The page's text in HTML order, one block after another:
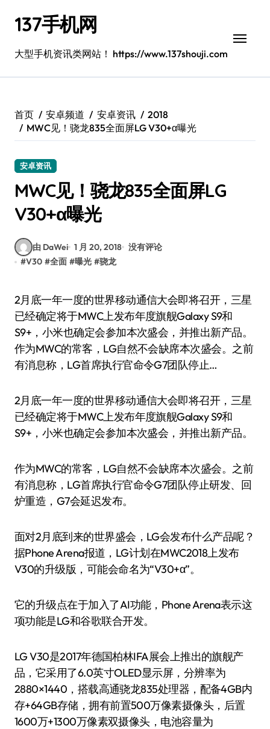
137手机网
大型手机资讯类网站！ https://www.137shouji.com
首页 安卓频道 安卓资讯
2018
MWC见！骁龙835全面屏LG V30+α曝光
安卓资讯
MWC见！骁龙835全面屏LG
V30+α曝光
由 DaWei 1 月 20, 2018 没有评论
#V30 #全面 #曝光 #骁龙
2月底一年一度的世界移动通信大会即将召开，三星
已经确定将于MWC上发布年度旗舰Galaxy S9和
S9+，小米也确定会参加本次盛会，并推出新产品。
作为MWC的常客，LG自然不会缺席本次盛会。之前
有消息称，LG首席执行官命令G7团队停止…
2月底一年一度的世界移动通信大会即将召开，三星
已经确定将于MWC上发布年度旗舰Galaxy S9和
S9+，小米也确定会参加本次盛会，并推出新产品。
作为MWC的常客，LG自然不会缺席本次盛会。之前
有消息称，LG首席执行官命令G7团队停止研发、回
炉重造，G7会延迟发布。
面对2月底到来的世界盛会，LG会发布什么产品呢？
据Phone Arena报道，LG计划在MWC2018上发布
V30的升级版，可能会命名为“V30+α”。
它的升级点在于加入了AI功能，Phone Arena表示这
项功能是LG和谷歌联合开发。
LG V30是2017年德国柏林IFA展会上推出的旗舰产
品，它采用了6.0英寸OLED显示屏，分辨率为
2880×1440，搭载高通骁龙835处理器，配备4GB内
存+64GB存储，拥有前置500万像素摄像头，后置
1600万+1300万像素双摄像头，电池容量为